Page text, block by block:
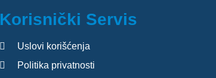
Korisnički Servis
Uslovi korišćenja
Politika privatnosti